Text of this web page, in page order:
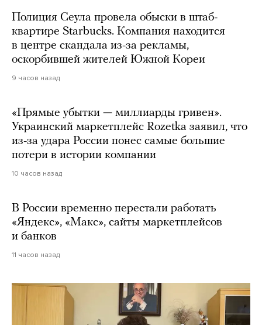
Полиция Сеула провела обыски в штаб-
квартире Starbucks. Компания находится
в центре скандала из-за рекламы,
оскорбившей жителей Южной Кореи
9 часов назад
«Прямые убытки — миллиарды гривен».
Украинский маркетплейс Rozetka заявил, что
из-за удара России понес самые большие
потери в истории компании
10 часов назад
В России временно перестали работать
«Яндекс», «Макс», сайты маркетплейсов
и банков
11 часов назад